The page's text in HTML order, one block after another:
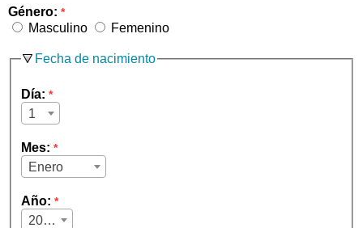
Género: *
Masculino Femenino
Fecha de nacimiento
Día: *
1
Mes: *
Enero
Año: *
2026